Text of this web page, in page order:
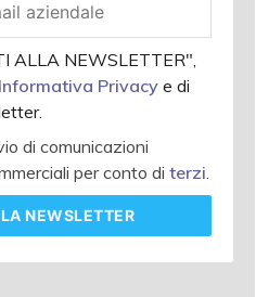
ALLA NEWSLETTER",
Informativa Privacy e di
di comunicazioni
per conto di terzi.
NEWSLETTER